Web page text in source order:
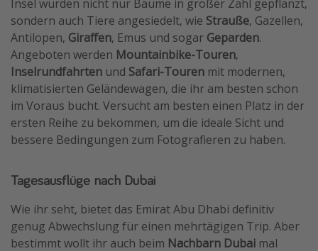
Insel wurden nicht nur Bäume in großer Zahl gepflanzt,
sondern auch Tiere angesiedelt, wie Strauße, Gazellen,
Antilopen, Giraffen, Emus und sogar Geparden.
Angeboten werden Mountainbike-Touren,
Inselrundfahrten und Safari-Touren mit modernen,
klimatisierten Geländewagen, die ihr am besten schon
im Voraus bucht. Versucht am besten einen Platz in der
ersten Reihe zu bekommen, um die ideale Sicht und
bessere Bedingungen zum Fotografieren zu haben.
Tagesausflüge nach Dubai
Wie ihr seht, bietet das Emirat Abu Dhabi definitiv
genug Abwechslung für einen mehrtägigen Trip. Aber
bestimmt wollt ihr auch beim Nachbarn Dubai mal